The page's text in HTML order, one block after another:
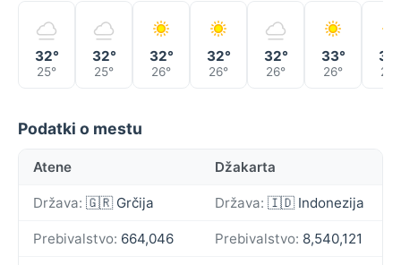
32°
25°
32°
25°
32°
26°
32°
26°
32°
26°
33°
26° 26°
Podatki o mestu
Atene Džakarta
Država: 🇬🇷 Grčija Država: 🇮🇩 Indonezija
Prebivalstvo: 664,046 Prebivalstvo: 8,540,121